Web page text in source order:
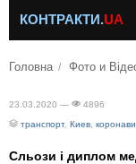
КОНТРАКТИ.UA
Головна Фото и
23.03.2020 —
4896
транспорт, Киев
Сльози і диплом